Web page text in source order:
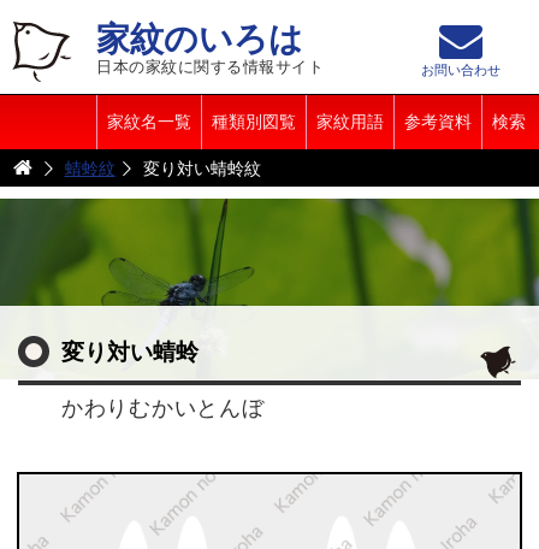
家紋のいろは
日本の家紋に関する情報サイト
家紋名一覧 種類別図覧 家紋用語 参考資料 検索
お問い合わせ
蜻蛉紋 変り対い蜻蛉紋
変り対い蜻蛉
かわりむかいとんぼ